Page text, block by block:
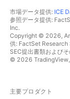
市場データ提供: ICE
参照データ提供:
Inc.
Copyright © 2026,
供: FactSet
SEC提出書類および
© 2026
主要プロダクト